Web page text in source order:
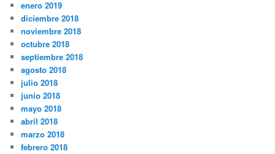
enero 2019
diciembre 2018
noviembre 2018
octubre 2018
septiembre 2018
agosto 2018
julio 2018
junio 2018
mayo 2018
abril 2018
marzo 2018
febrero 2018